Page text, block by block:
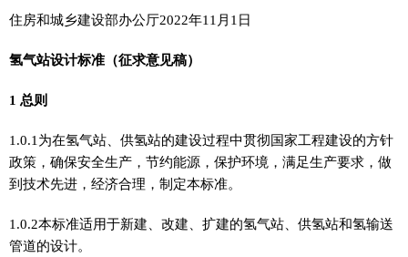
住房和城乡建设部办公厅2022年11月1日
氢气站设计标准（征求意见稿）
1 总则
1.0.1为在氢气站、供氢站的建设过程中贯彻国家工程建设的方针
政策，确保安全生产，节约能源，保护环境，满足生产要求，做
到技术先进，经济合理，制定本标准。
1.0.2本标准适用于新建、改建、扩建的氢气站、供氢站和氢输送
管道的设计。